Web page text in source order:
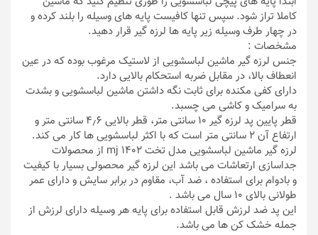
کاملا تراز شود. سپس تنها کافیست پایه های وسیله را بلند کرده و
در چهار طرف وسیله زیر پایه ها لرزه گیر قرار دهید.
مشخصات :
جنس لرزه گیر ماشین لباسشویی از لاستیک مرغوب بوده که در عین
انعطاف بالا، در مقابل ضربه استحکام بالایی دارد.
دارای کفی مکنده برای ثابت نگه داشتن ماشین لباسشویی و بشدت
به سرامیک و کاشی می چسبد.
قطر پایین پد لرزه گیر 10 سانتی متر، قطر بالایی 4٫6 سانتی متر و
ارتفاع آن 2 سانتی متر است که با اکثر لباسشویی ها کار می کند.
لرزه گیر ماشین لباسشویی مدل تخت mj 1402 از محصولات
جداسازی ارتعاشات می باشد این لرزه گیر محصولی بسیار با کیفیت
و بادوام برای استفاده ، ضد آب، مقاوم در برابر سایش و دارای عمر
طولانی بالای 10 سال می باشد .
این پد ضد لرزش قابل استفاده برای پایه هر وسیله دارای لرزش از
جمله خشک کن ها می باشد.